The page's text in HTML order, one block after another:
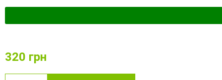
320 грн